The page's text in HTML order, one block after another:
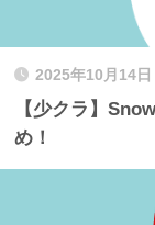
2025年10月14日
【少クラ】
め！